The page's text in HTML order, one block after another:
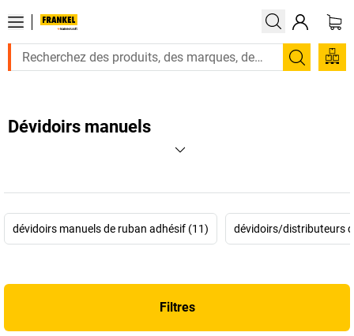
Dévidoirs manuels
dévidoirs manuels de ruban adhésif (11) dévidoirs/distributeurs
Filtres